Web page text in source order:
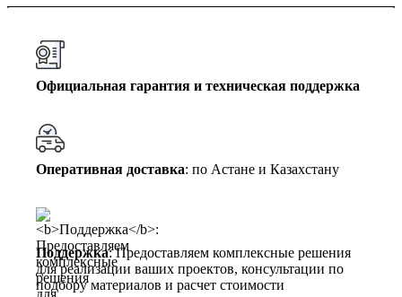
Официальная гарантия и техническая поддержка
Оперативная доставка: по Астане и Казахстану
Поддержка: Предоставляем комплексные решения
для реализации ваших проектов, консультации по
подбору материалов и расчет стоимости